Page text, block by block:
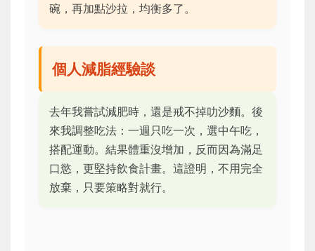
碗，再加點沙拉，均衡多了。
個人減脂經驗談
去年我嘗試減肥時，還是戒不掉叻沙麵。後
來我調整吃法：一週只吃一次，選中午吃，
搭配運動。結果體重沒增加，反而因為滿足
口慾，更堅持飲食計畫。這證明，不用完全
放棄，只要策略對就行。